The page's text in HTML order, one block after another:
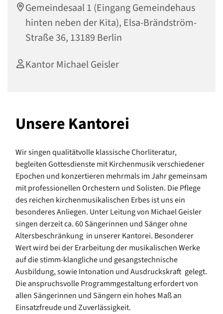
Gemeindesaal 1 (Eingang Gemeindehaus
hinten neben der Kita), Elsa-Brändström-
Straße 36, 13189 Berlin
Kantor Michael Geisler
Unsere Kantorei
Wir singen qualitätvolle klassische Chorliteratur,
begleiten Gottesdienste mit Kirchenmusik verschiedener
Epochen und konzertieren mehrmals im Jahr gemeinsam
mit professionellen Orchestern und Solisten. Die Pflege
des reichen kirchenmusikalischen Erbes ist uns ein
besonderes Anliegen. Unter Leitung von Michael Geisler
singen derzeit ca. 60 Sängerinnen und Sänger ohne
Altersbeschränkung in unserer Kantorei. Besonderer
Wert wird bei der Erarbeitung der musikalischen Werke
auf die stimm-klangliche und gesangstechnische
Ausbildung, sowie Intonation und Ausdruckskraft gelegt.
Die anspruchsvolle Programmgestaltung erfordert von
allen Sängerinnen und Sängern ein hohes Maß an
Einsatzfreude und Zuverlässigkeit.